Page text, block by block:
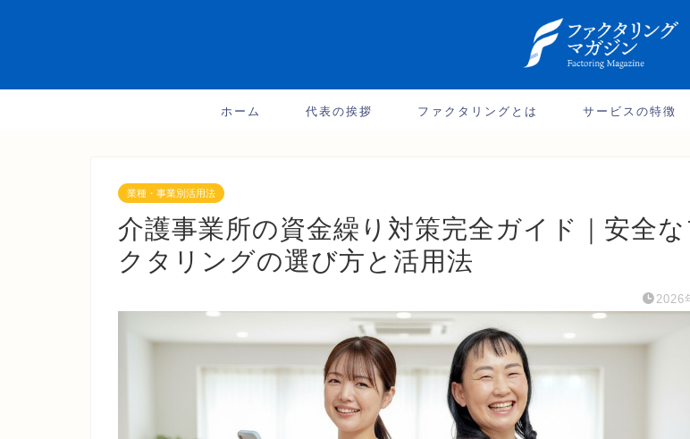
ホーム 代表の挨拶 ファクタリングとは サービスの特徴
業種・事業別活用法
介護事業所の資金繰り対策完全ガイド｜安全な
クタリングの選び方と活用法
2026